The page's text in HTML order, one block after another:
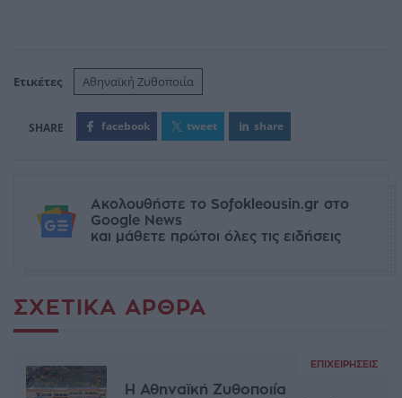
Ετικέτες Αθηναϊκή Ζυθοποιία
facebook tweet share
Ακολουθήστε το Sofokleousin.gr στο
Google News
και μάθετε πρώτοι όλες τις ειδήσεις
ΣΧΕΤΙΚΆ ΆΡΘΡΑ
ΕΠΙΧΕΙΡΉΣΕΙΣ
Η Αθηναϊκή Ζυθοποιία